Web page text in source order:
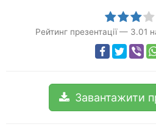
Рейтинг презентації — 3.01
Завантажити